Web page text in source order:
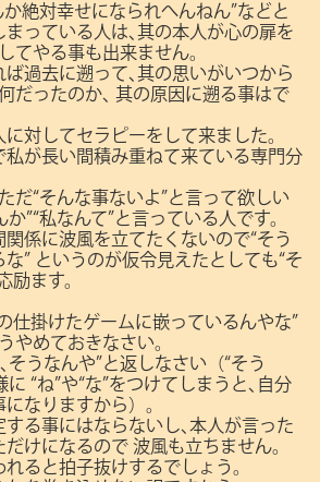
絶対幸せになられへんねん”などと
っている人は､其の本人が心の扉を
てやる事も出来ません。
ば過去に遡って､其の思いがいつから
だったのか､
其の原因に遡る事はで
対してセラピーをして来ました。
私が長い間積み重ねて来ている専門分
だ“そんな事ないよ”と言って欲しい
か”“私なんて”と言っている人です。
係に波風を立てたくないので“そう
” というのが仮令見えたとしても“そ
励ます。
仕掛けたゲームに嵌っているんやな”
やめておきなさい。
そうなんや”と返しなさい（“そう
に “ね”や“な”をつけてしまうと､自分
なりますから）。
する事にはならないし､本人が言った
だけになるので 波風も立ちません。
ると拍子抜けするでしょう。